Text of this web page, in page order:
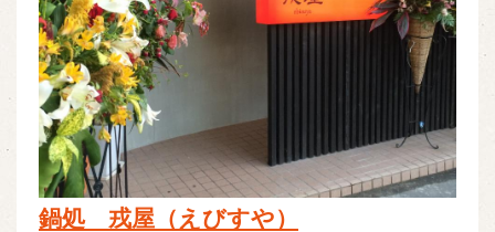
鍋処 戎屋（えびすや）